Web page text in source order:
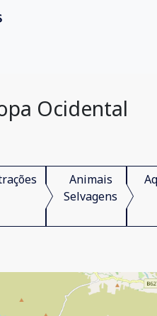
Ocidental
Animais
Selvagens